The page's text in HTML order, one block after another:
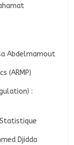
Abdelmamout
(ARMP)
:
Djidda